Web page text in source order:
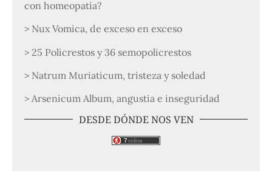
con homeopatía?
> Nux Vomica, de exceso en exceso
> 25 Policrestos y 36 semopolicrestos
> Natrum Muriaticum, tristeza y soledad
> Arsenicum Album, angustia e inseguridad
DESDE DÓNDE NOS VEN